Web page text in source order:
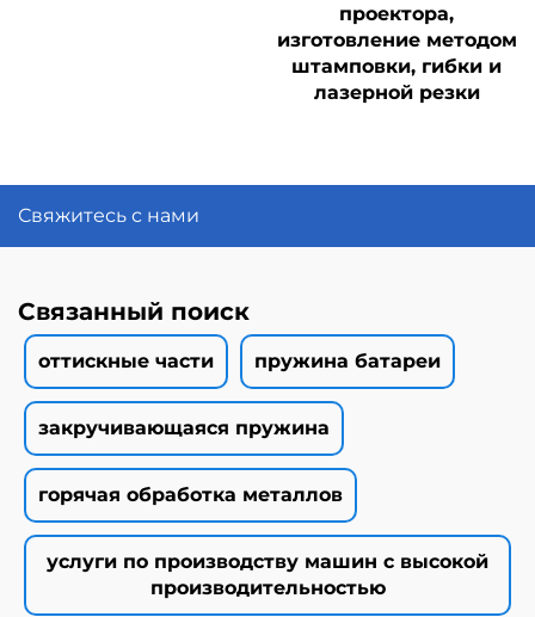
проектора,
изготовление методом
штамповки, гибки и
лазерной резки
Свяжитесь с нами
Связанный поиск
оттискные части пружина батареи
закручивающаяся пружина
горячая обработка металлов
услуги по производству машин с высокой
производительностью